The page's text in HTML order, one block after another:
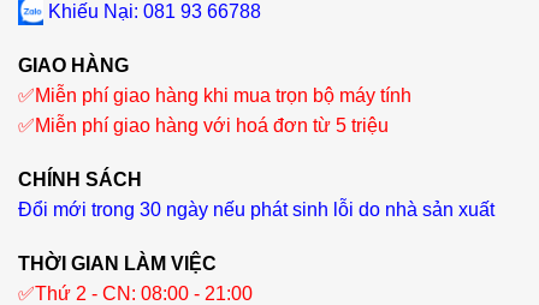
Khiếu Nại: 081 93 66788
GIAO HÀNG
✅Miễn phí giao hàng khi mua trọn bộ máy tính
✅Miễn phí giao hàng với hoá đơn từ 5 triệu
CHÍNH SÁCH
Đổi mới trong 30 ngày nếu phát sinh lỗi do nhà sản xuất
THỜI GIAN LÀM VIỆC
✅Thứ 2 - CN: 08:00 - 21:00